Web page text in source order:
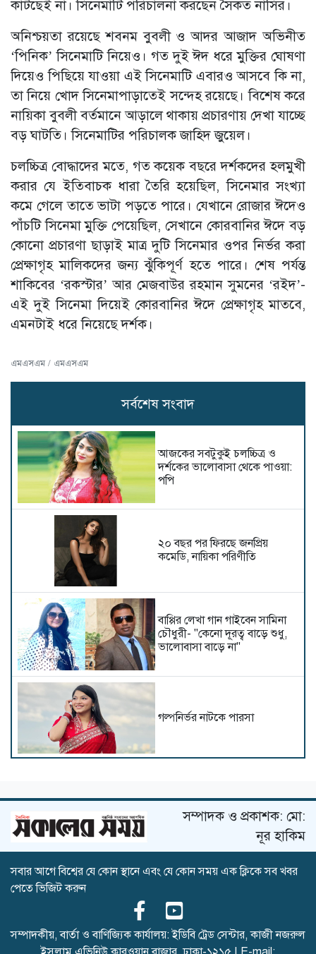
কাটছেই না। সিনেমাটি পরিচালনা করছেন সৈকত নাসির।
অনিশ্চয়তা রয়েছে শবনম বুবলী ও আদর আজাদ অভিনীত
‘পিনিক’ সিনেমাটি নিয়েও। গত দুই ঈদ ধরে মুক্তির ঘোষণা
দিয়েও পিছিয়ে যাওয়া এই সিনেমাটি এবারও আসবে কি না,
তা নিয়ে খোদ সিনেমাপাড়াতেই সন্দেহ রয়েছে। বিশেষ করে
নায়িকা বুবলী বর্তমানে আড়ালে থাকায় প্রচারণায় দেখা যাচ্ছে
বড় ঘাটতি। সিনেমাটির পরিচালক জাহিদ জুয়েল।
চলচ্চিত্র বোদ্ধাদের মতে, গত কয়েক বছরে দর্শকদের হলমুখী
করার যে ইতিবাচক ধারা তৈরি হয়েছিল, সিনেমার সংখ্যা
কমে গেলে তাতে ভাটা পড়তে পারে। যেখানে রোজার ঈদেও
পাঁচটি সিনেমা মুক্তি পেয়েছিল, সেখানে কোরবানির ঈদে বড়
কোনো প্রচারণা ছাড়াই মাত্র দুটি সিনেমার ওপর নির্ভর করা
প্রেক্ষাগৃহ মালিকদের জন্য ঝুঁকিপূর্ণ হতে পারে। শেষ পর্যন্ত
শাকিবের ‘রকস্টার’ আর মেজবাউর রহমান সুমনের ‘রইদ’-
এই দুই সিনেমা দিয়েই কোরবানির ঈদে প্রেক্ষাগৃহ মাতবে,
এমনটাই ধরে নিয়েছে দর্শক।
এমএসএম / এমএসএম
সর্বশেষ সংবাদ
আজকের সবটুকুই চলচ্চিত্র ও
দর্শকের ভালোবাসা থেকে পাওয়া:
পপি
২০ বছর পর ফিরছে জনপ্রিয়
কমেডি, নায়িকা পরিণীতি
বাপ্পির লেখা গান গাইবেন সামিনা
চৌধুরী- "কেনো দূরত্ব বাড়ে শুধু,
ভালোবাসা বাড়ে না"
গল্পনির্ভর নাটকে পারসা
মাহাদি হাসান বি.এন
সম্পাদক ও প্রকাশক: মো:
নূর হাকিম
সবার আগে বিশ্বের যে কোন স্থানে এবং যে কোন সময় এক ক্লিকে সব খবর
পেতে ভিজিট করুন
সম্পাদকীয়, বার্তা ও বাণিজ্যিক কার্যালয়: ইডিবি ট্রেড সেন্টার, কাজী নজরুল